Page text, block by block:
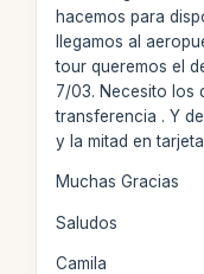
hacemos para
llegamos al
tour queremos el
7/03. Necesito los
transferencia . Y
y la mitad en
Muchas Gracias
Saludos
Camila